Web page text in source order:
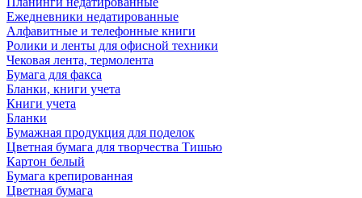
Ежедневники недатированные
Алфавитные и телефонные книги
Ролики и ленты для офисной техники
Чековая лента, термолента
Бумага для факса
Бланки, книги учета
Книги учета
Бланки
Бумажная продукция для поделок
Цветная бумага для творчества Тишью
Картон белый
Бумага крепированная
Цветная бумага